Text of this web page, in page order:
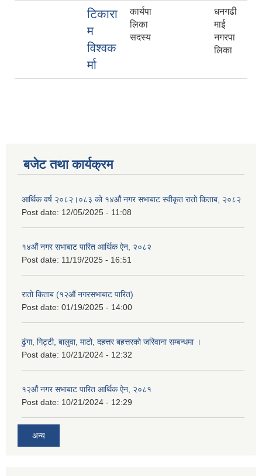
टिकारा
म
विश्वक
र्मा
कार्यपा
लिका
सदस्य
धनगढी
माई
नगरपा
लिका
बजेट तथा कार्यक्रम
आर्थिक वर्ष २०८२।०८३ को १४औं नगर सभाबाट स्वीकृत रातो किताब, २०८२
Post date: 12/05/2025 - 11:08
१४औं नगर सभाबाट पारित आर्थिक ऐन, २०८२
Post date: 11/19/2025 - 16:51
रातो किताब (१२औं नगरसभाबाट पारित)
Post date: 01/19/2025 - 14:00
ढुंगा, गिट्टी, बालुवा, माटो, दहत्तर बहत्तरको जरिवाना सम्बन्धमा ।
Post date: 10/21/2024 - 12:32
१२औं नगर सभाबाट पारित आर्थिक ऐन, २०८१
Post date: 10/21/2024 - 12:29
अन्य